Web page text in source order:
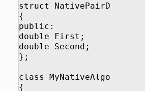
struct NativePairD
{
public:
double First;
double Second;
};
class MyNativeAlgo
{